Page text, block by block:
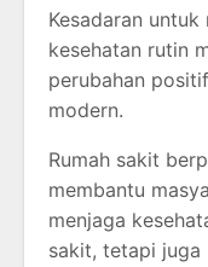
Kesadaran
kesehatan rutin
perubahan
modern.
Rumah sakit
membantu
menjaga
sakit, tetapi juga